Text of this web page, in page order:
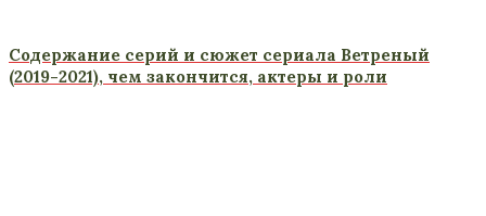
Содержание серий и сюжет сериала Ветреный
(2019-2021), чем закончится, актеры и роли